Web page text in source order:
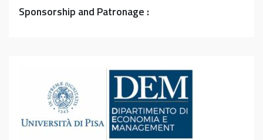
Sponsorship and Patronage :